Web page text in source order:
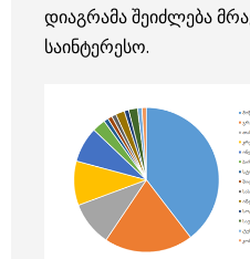
დიაგრამა შეიძლება
საინტერესო.